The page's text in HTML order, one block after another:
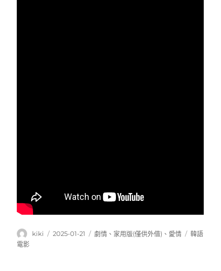
作
kiki
發
2025-01-21
分
劇情 、 家用版(僅供外借) 、 愛情
標
韓語
電影